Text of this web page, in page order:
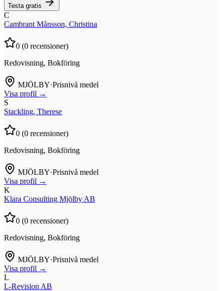
Testa gratis
C
Cambrant Månsson, Christina
0 (0 recensioner)
Redovisning, Bokföring
MJÖLBY·Prisnivå medel
Visa profil →
S
Stackling, Therese
0 (0 recensioner)
Redovisning, Bokföring
MJÖLBY·Prisnivå medel
Visa profil →
K
Klara Consulting Mjölby AB
0 (0 recensioner)
Redovisning, Bokföring
MJÖLBY·Prisnivå medel
Visa profil →
L
L-Revision AB